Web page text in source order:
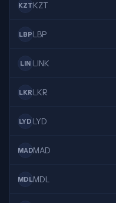
KZTKZT
LBP LBP
LIN LINK
LKR LKR
LYD LYD
MADMAD
MDLMDL